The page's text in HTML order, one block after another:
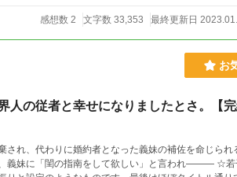
感想数 2 文字数 33,353 最終更新日
お
の従者と幸せになりましたとさ。【完
れ、代わりに婚約者となった義妹の補佐を命じられ
義妹に「閨の指南をして欲しい」と言われ――― ☆若